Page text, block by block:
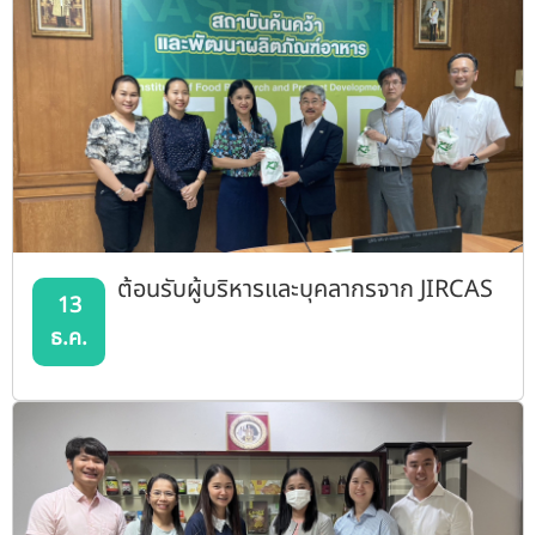
13
ธ.ค.
ต้อนรับผู้บริหารและบุคลากรจาก JIRCAS